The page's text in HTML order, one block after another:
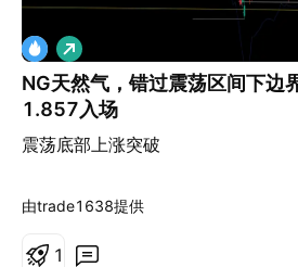
NG天然气，错过震荡区间下边
1.857入场
震荡底部上涨突破
做
多
由trade1638提供
1